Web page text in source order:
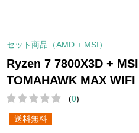
セット商品（AMD + MSI）
Ryzen 7 7800X3D +
TOMAHAWK MAX WIFI
(0)
送料無料